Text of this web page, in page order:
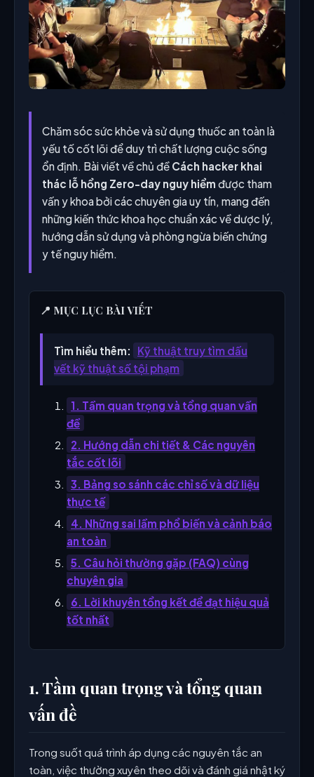
Chăm sóc sức khỏe và sử dụng thuốc an toàn là
yếu tố cốt lõi để duy trì chất lượng cuộc sống
ổn định. Bài viết về chủ đề Cách hacker khai
thác lỗ hổng Zero-day nguy hiểm được tham
vấn y khoa bởi các chuyên gia uy tín, mang đến
những kiến thức khoa học chuẩn xác về dược lý,
hướng dẫn sử dụng và phòng ngừa biến chứng
y tế nguy hiểm.
📍 MỤC LỤC BÀI VIẾT
Tìm hiểu thêm:
Kỹ thuật truy tìm dấu
vết kỹ thuật số tội phạm
1. Tầm quan trọng và tổng quan vấn
đề
2. Hướng dẫn chi tiết & Các nguyên
tắc cốt lõi
3. Bảng so sánh các chỉ số và dữ liệu
thực tế
4. Những sai lầm phổ biến và cảnh báo
an toàn
5. Câu hỏi thường gặp (FAQ) cùng
chuyên gia
6. Lời khuyên tổng kết để đạt hiệu quả
tốt nhất
1. Tầm quan trọng và tổng quan
vấn đề
Trong suốt quá trình áp dụng các nguyên tắc an
toàn, việc thường xuyên theo dõi và đánh giá nhật ký